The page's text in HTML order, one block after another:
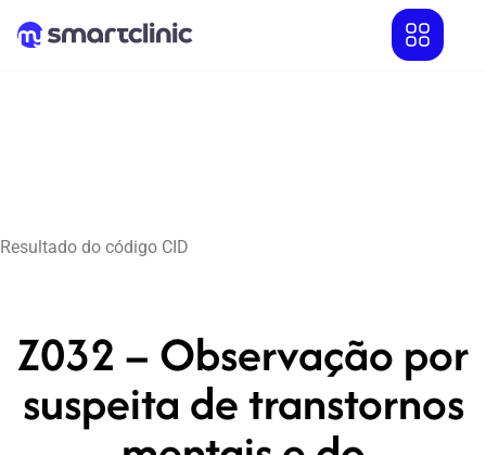
Resultado do código CID
Z032 – Observação por
suspeita de transtornos